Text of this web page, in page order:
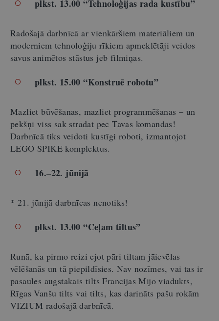
plkst. 13.00 “Tehnoloģijas rada kustību”
Radošajā darbnīcā ar vienkāršiem materiāliem un
moderniem tehnoloģiju rīkiem apmeklētāji veidos
savus animētos stāstus jeb filmiņas.
plkst. 15.00 “Konstruē robotu”
Mazliet būvēšanas, mazliet programmēšanas – un
pēkšņi viss sāk strādāt pēc Tavas komandas!
Darbnīcā tiks veidoti kustīgi roboti, izmantojot
LEGO SPIKE komplektus.
16.–22. jūnijā
* 21. jūnijā darbnīcas nenotiks!
plkst. 13.00 “Ceļam tiltus”
Runā, ka pirmo reizi ejot pāri tiltam jāievēlas
vēlēšanās un tā piepildīsies. Nav nozīmes, vai tas ir
pasaules augstākais tilts Francijas Mijo viadukts,
Rīgas Vanšu tilts vai tilts, kas darināts pašu rokām
VIZIUM radošajā darbnīcā.